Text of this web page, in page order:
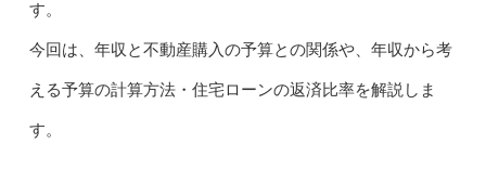
す。
今回は、年収と不動産購入の予算との関係や、年収から考
える予算の計算方法・住宅ローンの返済比率を解説しま
す。